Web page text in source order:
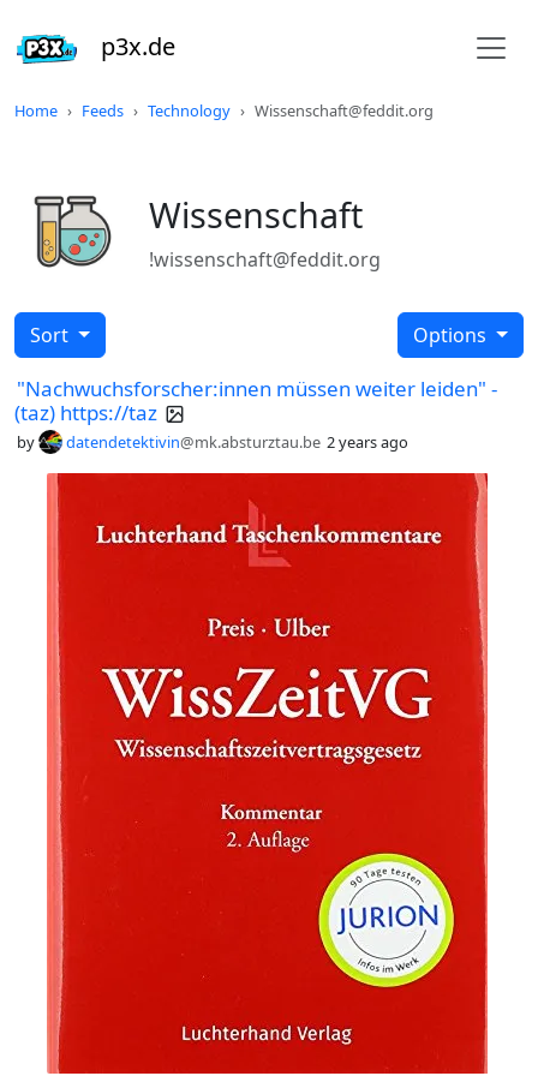
p3x.de
Home Feeds Technology Wissenschaft@feddit.org
Wissenschaft
!wissenschaft@feddit.org
Sort Options
"Nach­wuchs­for­sche­r:in­nen müssen weiter leiden" -
(taz) https://taz
by datendetektivin@mk.absturztau.be 2 years ago